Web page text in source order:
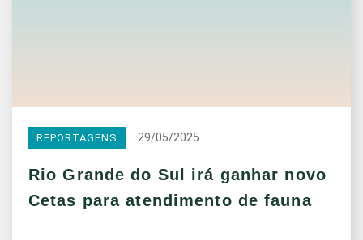
REPORTAGENS 29/05/2025
Rio Grande do Sul irá ganhar novo
Cetas para atendimento de fauna